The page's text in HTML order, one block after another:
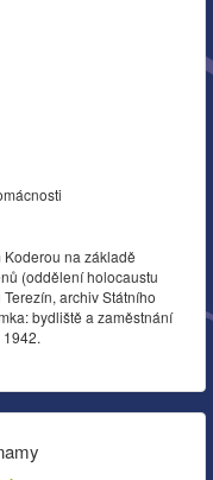
na základě
(oddělení holocaustu
archiv Státního
bydliště a zaměstnání